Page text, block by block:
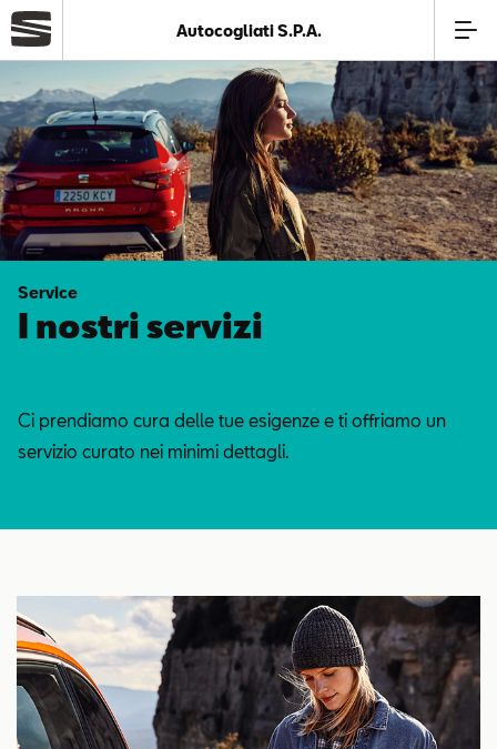
Azienda
Modelli
Offerte
Service
Autocogliati S.P.A.
Service
I nostri servizi
Ci prendiamo cura delle tue esigenze e ti offriamo un
servizio curato nei minimi dettagli.